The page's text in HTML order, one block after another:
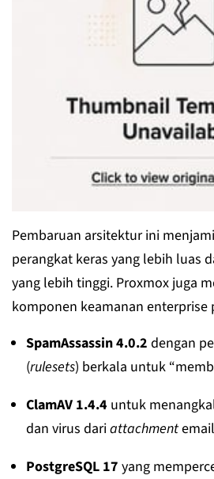
Pembaruan arsitektur ini
perangkat keras yang lebih luas
yang lebih tinggi. Proxmox juga
komponen keamanan
SpamAssassin 4.0.2 dengan
(rulesets) berkala untuk
ClamAV 1.4.4 untuk
dan virus dariattachment
PostgreSQL 17 yang